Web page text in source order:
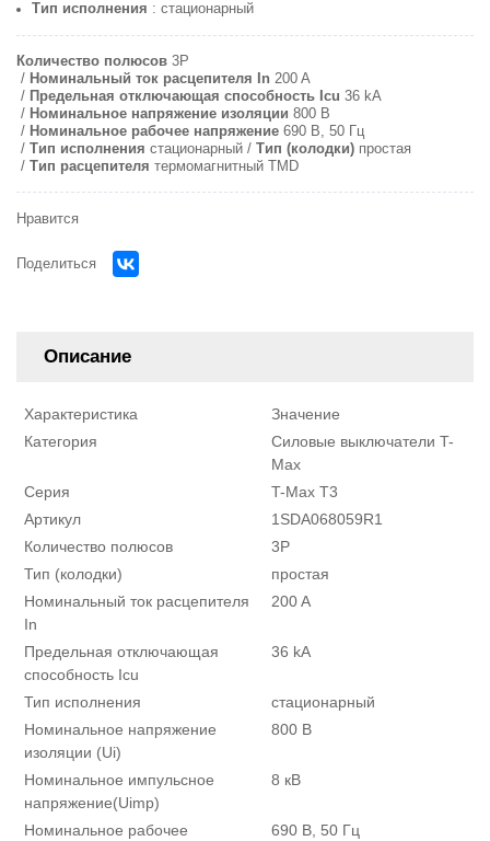
Тип исполнения : стационарный
Количество полюсов 3P
Номинальный ток расцепителя In 200 A
Предельная отключающая способность Icu 36 kA
Номинальное напряжение изоляции 800 В
Номинальное рабочее напряжение 690 В, 50 Гц
Тип исполнения стационарный Тип (колодки) простая
Тип расцепителя термомагнитный TMD
Нравится
Поделиться
Описание
Характеристика
Значение
Категория
Силовые выключатели T-
Max
Серия
T-Max T3
Артикул
1SDA068059R1
Количество полюсов
3P
Тип (колодки)
простая
Номинальный ток расцепителя
In
200 A
Предельная отключающая
способность Icu
36 kA
Тип исполнения
стационарный
Номинальное напряжение
изоляции (Ui)
800 В
Номинальное импульсное
напряжение(Uimp)
8 кВ
Номинальное рабочее
690 В, 50 Гц